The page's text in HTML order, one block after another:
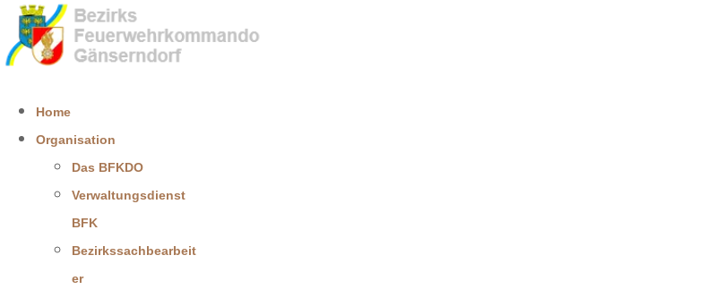
Home
Organisation
Das BFKDO
Verwaltungsdienst
BFK
Bezirkssachbearbeit
er